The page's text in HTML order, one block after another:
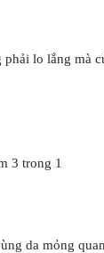
lo lắng mà
3 trong 1
da mỏng